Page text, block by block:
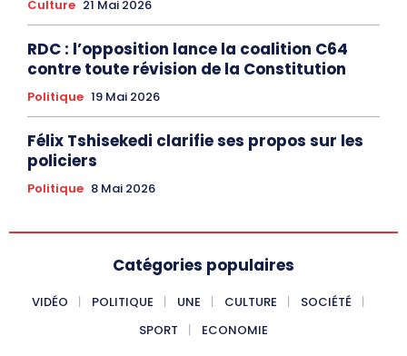
Culture 21 Mai 2026
RDC : l’opposition lance la coalition C64
contre toute révision de la Constitution
Politique 19 Mai 2026
Félix Tshisekedi clarifie ses propos sur les
policiers
Politique 8 Mai 2026
Catégories populaires
VIDÉO POLITIQUE UNE CULTURE
SOCIÉTÉ
SPORT
ECONOMIE